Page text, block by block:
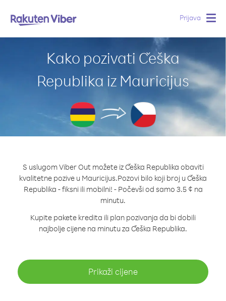
Prijava
Kako pozivati Češka
Republika iz Mauricijus
S uslugom Viber Out možete iz Češka Republika obaviti
kvalitetne pozive u Mauricijus.Pozovi bilo koji broj u Češka
Republika - fiksni ili mobilni! - Počevši od samo 3.5 ¢ na
minutu.
Kupite pakete kredita ili plan pozivanja da bi dobili
najbolje cijene na minutu za Češka Republika.
Prikaži cijene